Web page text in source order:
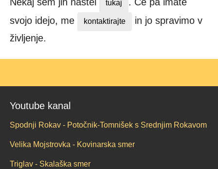
Nekaj sem jih naštel tukaj
. Če pa imate
svojo idejo, me
kontaktirajte
in jo spravimo v
življenje.
Youtube kanal
Spodnji Rokav - Potočnik-Tomnišek s Srednjim Rokavom
Velika Mojstrovka - Kovinarska smer
Triglav - Skalaška smer